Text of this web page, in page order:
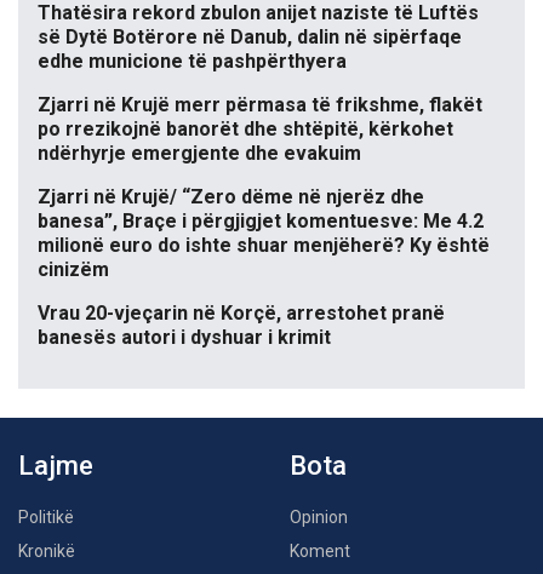
Thatësira rekord zbulon anijet naziste të Luftës
së Dytë Botërore në Danub, dalin në sipërfaqe
edhe municione të pashpërthyera
Zjarri në Krujë merr përmasa të frikshme, flakët
po rrezikojnë banorët dhe shtëpitë, kërkohet
ndërhyrje emergjente dhe evakuim
Zjarri në Krujë/ “Zero dëme në njerëz dhe
banesa”, Braçe i përgjigjet komentuesve: Me 4.2
milionë euro do ishte shuar menjëherë? Ky është
cinizëm
Vrau 20-vjeçarin në Korçë, arrestohet pranë
banesës autori i dyshuar i krimit
Lajme
Politikë
Kronikë
Bota
Opinion
Koment